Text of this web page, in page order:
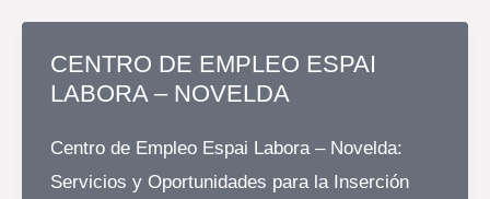
CENTRO DE EMPLEO ESPAI
LABORA – NOVELDA
Centro de Empleo Espai Labora – Novelda:
Servicios y Oportunidades para la Inserción